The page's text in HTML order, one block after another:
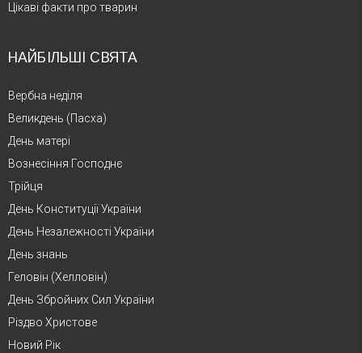
Цікаві факти про тварин
НАЙБІЛЬШІ СВЯТА
Вербна неділя
Великдень (Пасха)
День матері
Вознесіння Господнє
Трійця
День Конституції України
День Незалежності України
День знань
Геловін (Хелловін)
День Збройних Сил України
Різдво Христове
Новий Рік